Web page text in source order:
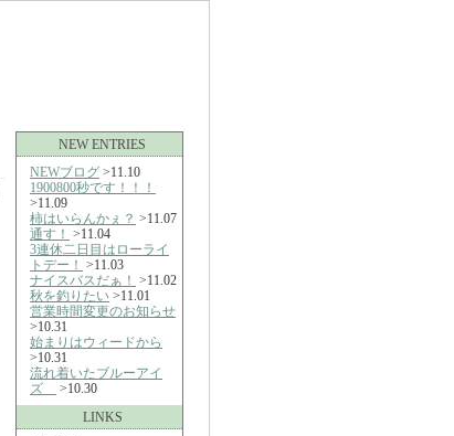
NEW ENTRIES
NEWブログ >11.10
1900800秒です！！！
>11.09
柿はいらんかぇ？ >11.07
通す！ >11.04
3連休二日目はローライ
トデー！ >11.03
ナイスバスだぁ！ >11.02
秋を釣りたい >11.01
営業時間変更のお知らせ
>10.31
始まりはウィードから
>10.31
流れ着いたブルーアイ
ズ
>10.30
LINKS